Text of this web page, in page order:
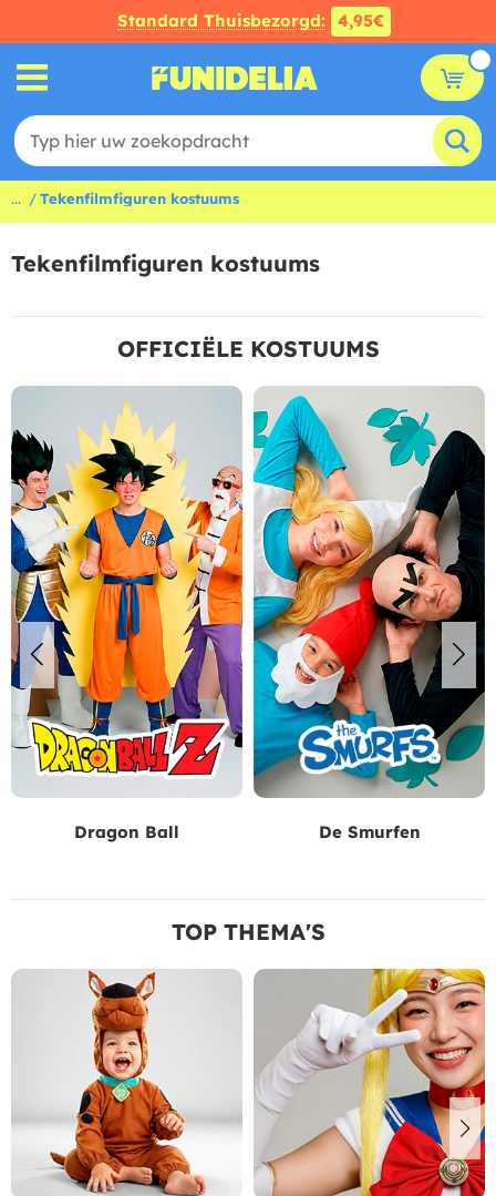
Standard Thuisbezorgd: 4,95€
... Tekenfilmfiguren kostuums
Tekenfilmfiguren kostuums
OFFICIËLE KOSTUUMS
Dragon Ball De Smurfen
TOP THEMA'S